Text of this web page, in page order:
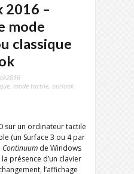
2016 –
mode
classique
, mode tactile, outlook
sur un ordinateur tactile
(un Surface 3 ou 4 par
Continuum de Windows
présence d’un clavier
l’affichage